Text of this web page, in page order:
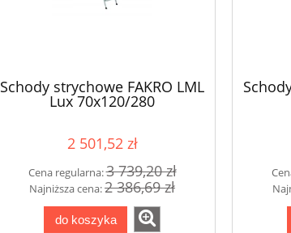
Schody strychowe FAKRO LML
Lux 70x120/280
2 501,52 zł
Cena regularna:3 739,20 zł
Najniższa cena:2 386,69 zł
do koszyka